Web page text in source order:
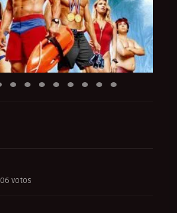
votos